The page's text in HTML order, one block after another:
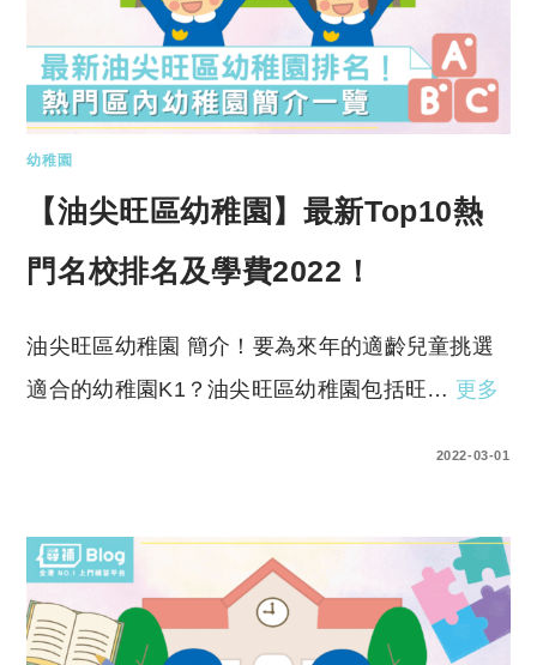
幼稚園
【油尖旺區幼稚園】最新Top10熱
門名校排名及學費2022！
油尖旺區幼稚園 簡介！要為來年的適齡兒童挑選
適合的幼稚園K1？油尖旺區幼稚園包括旺… 更多
2022-03-01